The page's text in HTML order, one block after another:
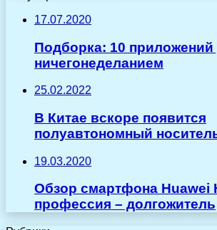
17.07.2020
Подборка: 10
ничегонеделанием
25.02.2022
В Китае вскоре появится
полуавтономный
19.03.2020
Обзор смартфона Huawei
профессия – долгожитель